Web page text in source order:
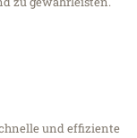
und effiziente